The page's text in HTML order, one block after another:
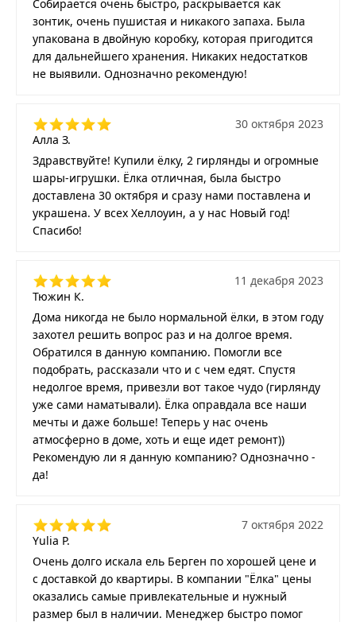
Собирается очень быстро, раскрывается как
зонтик, очень пушистая и никакого запаха. Была
упакована в двойную коробку, которая пригодится
для дальнейшего хранения. Никаких недостатков
не выявили. Однозначно рекомендую!
Алла З.
30 октября 2023
Здравствуйте! Купили ёлку, 2 гирлянды и огромные
шары-игрушки. Ёлка отличная, была быстро
доставлена 30 октября и сразу нами поставлена и
украшена. У всех Хеллоуин, а у нас Новый год!
Спасибо!
Тюжин К.
11 декабря 2023
Дома никогда не было нормальной ёлки, в этом году
захотел решить вопрос раз и на долгое время.
Обратился в данную компанию. Помогли все
подобрать, рассказали что и с чем едят. Спустя
недолгое время, привезли вот такое чудо (гирлянду
уже сами наматывали). Ёлка оправдала все наши
мечты и даже больше! Теперь у нас очень
атмосферно в доме, хоть и еще идет ремонт))
Рекомендую ли я данную компанию? Однозначно -
да!
Yulia P.
7 октября 2022
Очень долго искала ель Берген по хорошей цене и
с доставкой до квартиры. В компании "Ёлка" цены
оказались самые привлекательные и нужный
размер был в наличии. Менеджер быстро помог